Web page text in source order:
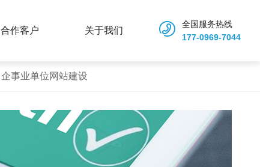
合作客户 关于我们
全国服务热线
177-0969-7044
企事业单位网站建设